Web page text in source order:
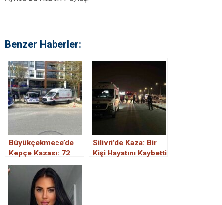
Benzer Haberler:
Büyükçekmece’de
Kepçe Kazası: 72
Yaşındaki Kadın
Hayatını Kaybetti
Silivri’de Kaza: Bir
Kişi Hayatını Kaybetti